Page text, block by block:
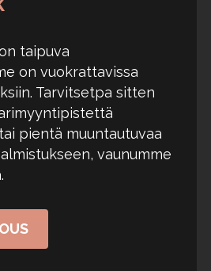
taipuva
on vuokrattavissa
Tarvitsetpa sitten
pientä muuntautuvaa
vaunumme